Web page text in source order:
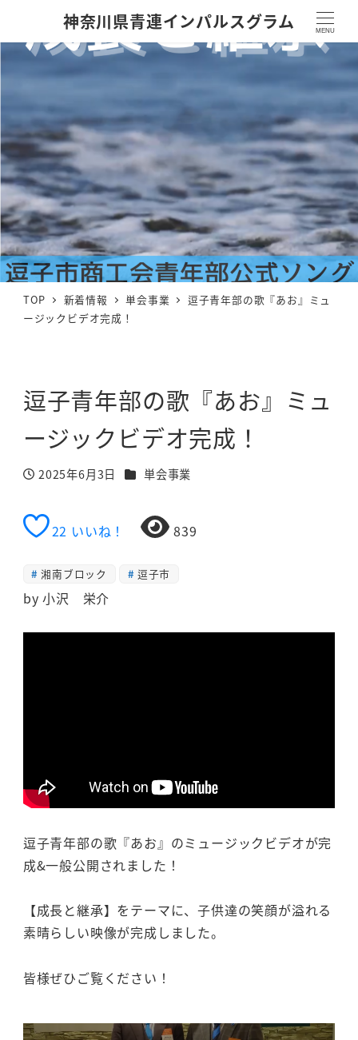
神奈川県青連インパルスグラム MENU
TOP 新着情報 単会事業
逗子青年部の歌『あお』ミュ
ージックビデオ完成！
逗子青年部の歌『あお』ミュ
ージックビデオ完成！
投稿日
2025年6月3日 カテゴリー
単会事業
22 いいね！ 839
湘南ブロック 逗子市
by 小沢 栄介
逗子青年部の歌『あお』のミュージックビデオが完
成&一般公開されました！
【成長と継承】をテーマに、子供達の笑顔が溢れる
素晴らしい映像が完成しました。
皆様ぜひご覧ください！